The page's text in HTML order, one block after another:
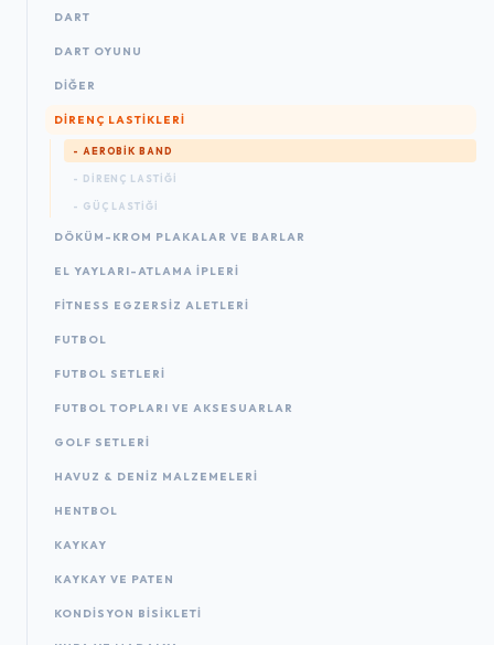
DART
DART OYUNU
DIĞER
DIRENÇ LASTIKLERI
- AEROBIK BAND
- DIRENÇ LASTIĞI
- GÜÇ LASTIĞI
DÖKÜM-KROM PLAKALAR VE BARLAR
EL YAYLARI-ATLAMA IPLERI
FITNESS EGZERSIZ ALETLERI
FUTBOL
FUTBOL SETLERI
FUTBOL TOPLARI VE AKSESUARLAR
GOLF SETLERI
HAVUZ & DENIZ MALZEMELERI
HENTBOL
KAYKAY
KAYKAY VE PATEN
KONDISYON BISIKLETI